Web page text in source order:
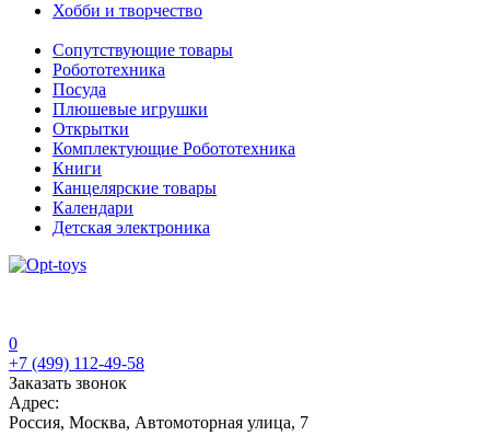
Хобби и творчество
Сопутствующие товары
Робототехника
Посуда
Плюшевые игрушки
Открытки
Комплектующие Робототехника
Книги
Канцелярские товары
Календари
Детская электроника
0
+7 (499) 112-49-58
Заказать звонок
Адрес:
Россия, Москва, Автомоторная улица, 7